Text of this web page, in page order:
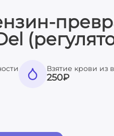
Взятие крови из
250₽